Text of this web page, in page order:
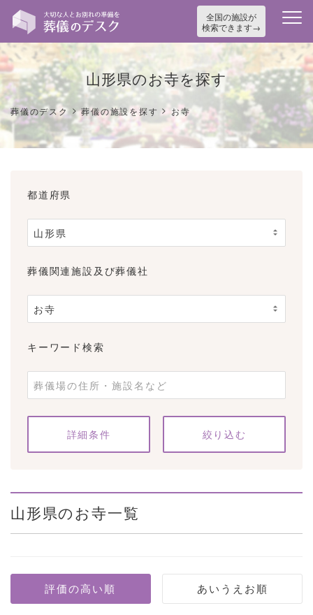
全国の施設が
検索できます
山形県のお寺を探す
葬儀のデスク >葬儀の施設を探す > お寺
都道府県
葬儀関連施設及び葬儀社
キーワード検索
条件をクリア
詳細条件
山形県のお寺一覧